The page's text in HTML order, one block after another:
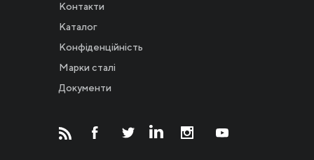
Контакти
Каталог
Конфіденційність
Марки сталі
Документи
Новости
Инвесторам